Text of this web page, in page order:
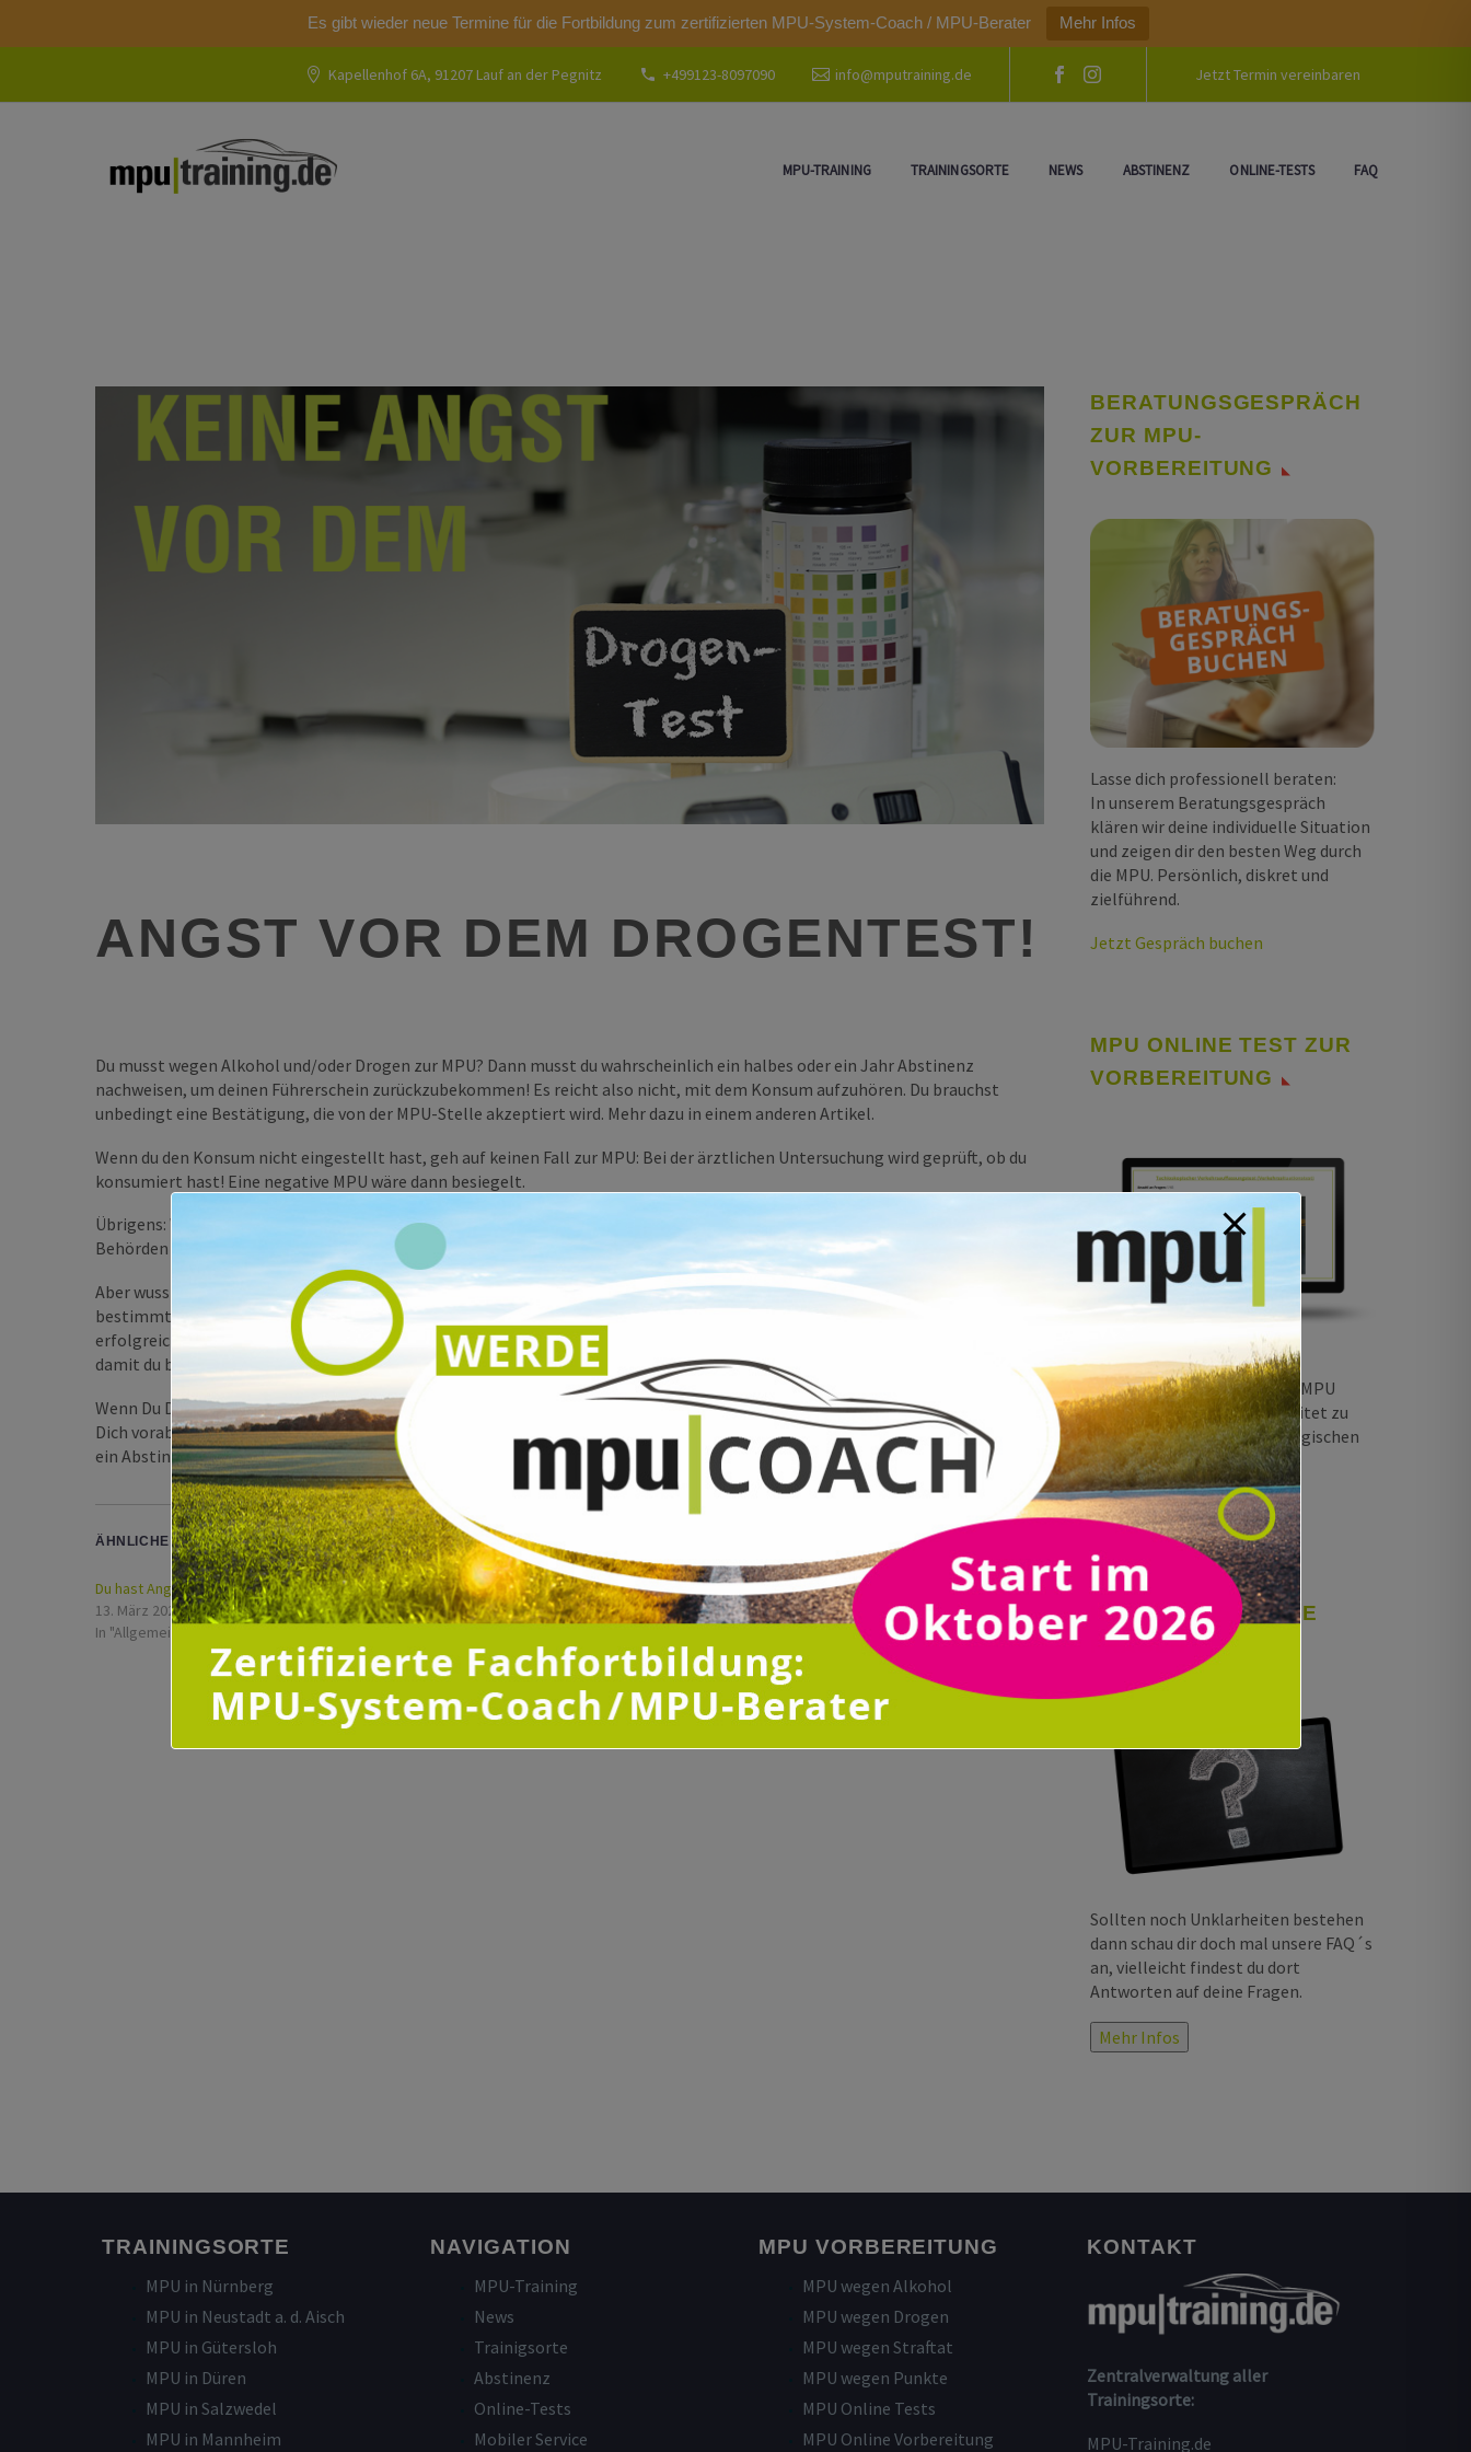
Es gibt wieder neue Termine für die Fortbildung zum zertifizierten MPU-System-Coach / MPU-Berater Mehr Infos
Kapellenhof 6A, 91207 Lauf an der Pegnitz +499123-8097090 info@mputraining.de Jetzt Termin vereinbaren
MPU-TRAINING TRAININGSORTE NEWS ABSTINENZ ONLINE-TESTS FAQ
ANGST VOR DEM DROGENTEST!
Du musst wegen Alkohol und/oder Drogen zur MPU? Dann musst du wahrscheinlich ein halbes oder ein Jahr Abstinenz
nachweisen, um deinen Führerschein zurückzubekommen! Es reicht also nicht, mit dem Konsum aufzuhören. Du brauchst
unbedingt eine Bestätigung, die von der MPU-Stelle akzeptiert wird. Mehr dazu in einem anderen Artikel.
Wenn du den Konsum nicht eingestellt hast, geh auf keinen Fall zur MPU: Bei der ärztlichen Untersuchung wird geprüft, ob du
konsumiert hast! Eine negative MPU wäre dann besiegelt.
Übrigens: Wenn du den Konsum eingestellt hast und dies durch erfolgreiche Abstinenznachweise belegen kannst, die von
Behörden oder
der MPU-Stelle akzeptiert werden, brauchst du keine Angst vor diesem Drogentest zu haben.
Aber wusstest du, dass auch in Fertiggerichten Alkohol enthalten sein kann? Oder dass der übermäßige Verzehr von Brot und
bestimmten Obstsorten dazu führen kann, dass du beim
Abstinenznachweis
durchfällst? Ja, es ist knifflig – für eine
erfolgreiche Abstinenz gibt es einiges zu beachten. Wir teilen gerne unser Wissen mit dir und bereiten dich umfassend vor,
damit du bei der MPU nichts zu befürchten hast.
Wenn Du Dir Sorgen machst, dass ein Drogentest bei der MPU zu einem falsch positiven Ergebnis führen könnte, solltest Du
Dich vorab über die Art des Tests und mögliche Fehlerquellen informieren.
Je besser du informiert bist, desto eher gelingt dir
ein Abstinenznachweis.
ÄHNLICHE BEITRÄGE
Du hast Angst vor deiner MPU?
13. März 2023
In "Allgemein"
Cannabis im Straßenverkehr?
31. März 2022
FAQ zur Abstinenz
16. Mai 2023
BERATUNGSGESPRÄCH
ZUR MPU-
VORBEREITUNG
Lasse dich professionell beraten:
In unserem Beratungsgespräch
klären wir deine individuelle Situation
und zeigen dir den besten Weg durch
die MPU. Persönlich, diskret und
zielführend.
Jetzt Gespräch buchen
MPU ONLINE TEST ZUR
VORBEREITUNG
Übe auf unserer Website die MPU
Tests. Und gehe gut vorbereitet zu
deiner medizinisch psychologischen
Untersuchung.
Mehr Infos
HÄUFIG GESTELLTE
FRAGEN
Sollten noch Unklarheiten bestehen
dann schau dir doch mal unsere FAQ´s
an, vielleicht findest du dort
Antworten auf deine Fragen.
Mehr Infos
TRAININGSORTE
MPU in Nürnberg
MPU in Neustadt a. d. Aisch
MPU in Gütersloh
MPU in Düren
MPU in Salzwedel
MPU in Mannheim
NAVIGATION
MPU-Training
News
Trainigsorte
Abstinenz
Online-Tests
Mobiler Service
MPU VORBEREITUNG
MPU wegen Alkohol
MPU wegen Drogen
MPU wegen Straftat
MPU wegen Punkte
MPU Online Tests
MPU Online Vorbereitung
KONTAKT
Zentralverwaltung aller
Trainingsorte:
MPU-Training.de
modal-check